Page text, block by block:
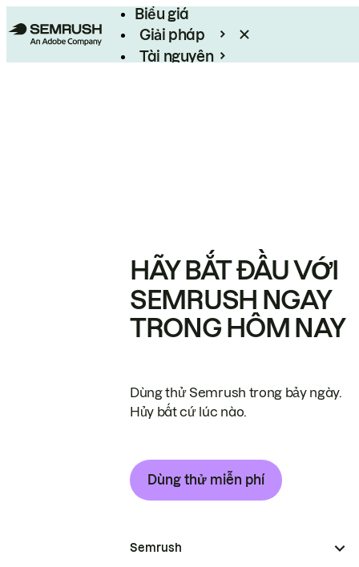
Biểu giá
Giải pháp
Tài nguyên
HÃY BẮT ĐẦU VỚI
SEMRUSH NGAY
TRONG HÔM NAY
Dùng thử Semrush trong bảy ngày.
Hủy bất cứ lúc nào.
Dùng thử miễn phí
Semrush